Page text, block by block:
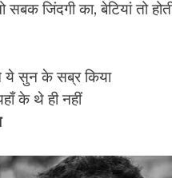
जिंदगी का, बेटियां तो
ये सुन के सब्र किया
के थे ही नहीं